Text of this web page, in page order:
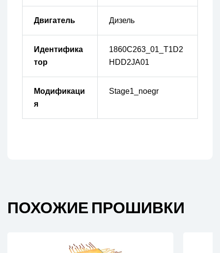
Двигатель Дизель
Идентифика
тор
1860C263_01_T1D2
HDD2JA01
Модификаци
я
Stage1_noegr
ПОХОЖИЕ ПРОШИВКИ